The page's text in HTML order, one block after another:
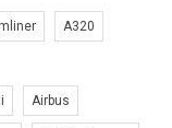
A320
Airbus